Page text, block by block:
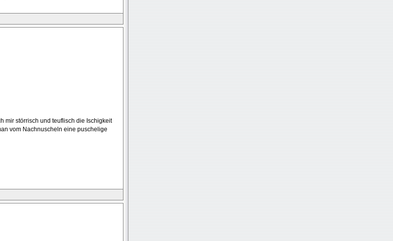
mir störrisch und teuflisch die Ischigkeit
vom Nachnuscheln eine puschelige